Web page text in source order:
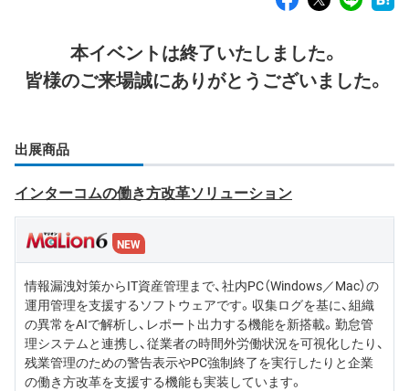
本イベントは終了いたしました。
皆様のご来場誠にありがとうございました。
出展商品
インターコムの働き方改革ソリューション
NEW
情報漏洩対策からIT資産管理まで、社内PC（Windows／Mac）の
運用管理を支援するソフトウェアです。収集ログを基に、組織
の異常をAIで解析し、レポート出力する機能を新搭載。勤怠管
理システムと連携し、従業者の時間外労働状況を可視化したり、
残業管理のための警告表示やPC強制終了を実行したりと企業
の働き方改革を支援する機能も実装しています。